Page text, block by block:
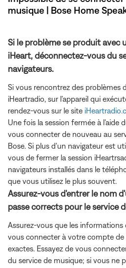
musique | Bose Home
Si le problème se produit avec
iHeart, déconnectez-vous du
navigateurs.
Si vous rencontrez des problèmes
iHeartradio, sur l'appareil qui
rendez-vous sur le site
Une fois la session fermée à l'aide
vous connecter de nouveau au
Bose. Si plus d'un navigateur est
vous de fermer la session
navigateurs installés dans le
que vous utilisez le plus souvent.
Assurez-vous d'entrer le nom
passe corrects pour le service
Assurez-vous que les informations
vous connecter à votre compte
exactes. Essayez de vous
du service de musique; si vous ne